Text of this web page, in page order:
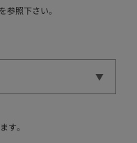
を参照下さい。
す。